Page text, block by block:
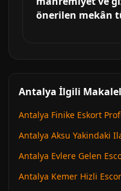
önerilen mekân
Antalya İlgili
Antalya Finike Eskort
Antalya Aksu Yakindaki
Antalya Evlere Gelen
Antalya Kemer Hizli